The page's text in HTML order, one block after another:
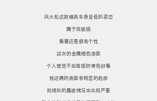
风火轮这款模具车身呈低趴姿态
属于改装版
看着还是很有个性
这次的金属橙色漆面
个人感觉不如首版的青色好看
我这辆的表面有明显的起疹
刻线处的露底情况也比较严重